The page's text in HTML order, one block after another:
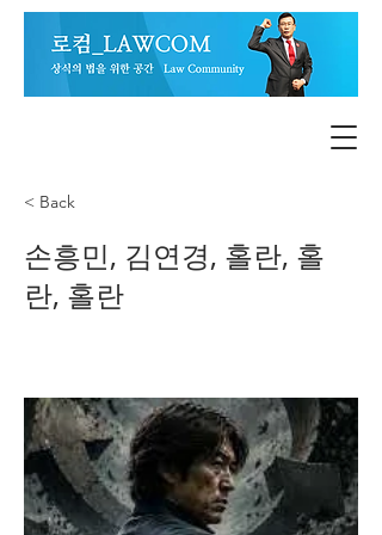
< Back
손흥민, 김연경, 홀란, 홀
란, 홀란